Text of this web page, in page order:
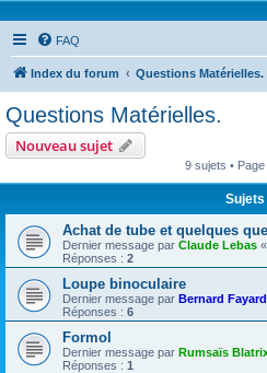
FAQ
Index du forum Questions Matérielles.
Questions Matérielles.
Nouveau sujet
9 sujets • Page
Sujets
Achat de tube et quelques
Dernier message par Claude Lebas «
Réponses : 2
Loupe binoculaire
Dernier message par Bernard Fayard
Réponses : 6
Formol
Dernier message par Rumsaïs
Réponses : 1